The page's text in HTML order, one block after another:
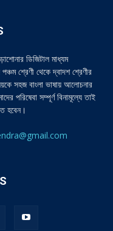
ডিজিটাল মাধ্যম
শ্রেণী থেকে দ্বাদশ শ্রেণীর
সহজ বাংলা ভাষায় আলোচনার
পরিষেবা সম্পূর্ণ বিনামূল্যে তাই
হবেন।